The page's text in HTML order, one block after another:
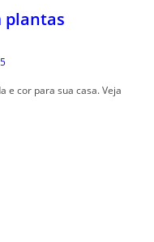
plantas
e cor para sua casa. Veja